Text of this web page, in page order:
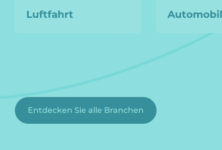
Luftfahrt Automobil
mehr zu
Entdecken Sie alle Branchen